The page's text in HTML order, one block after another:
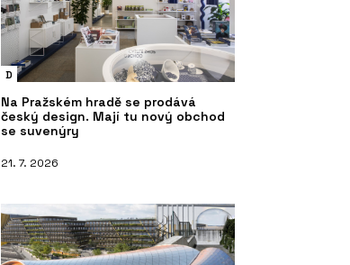
D
Na Pražském hradě se prodává
český design. Mají tu nový obchod
se suvenýry
21. 7. 2026